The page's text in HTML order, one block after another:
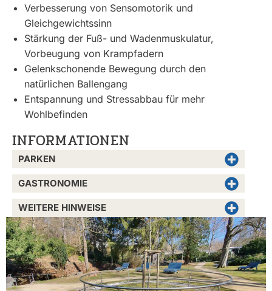
Verbesserung von Sensomotorik und
Gleichgewichtssinn
Stärkung der Fuß- und Wadenmuskulatur,
Vorbeugung von Krampfadern
Gelenkschonende Bewegung durch den
natürlichen Ballengang
Entspannung und Stressabbau für mehr
Wohlbefinden
INFORMATIONEN
PARKEN
GASTRONOMIE
WEITERE HINWEISE